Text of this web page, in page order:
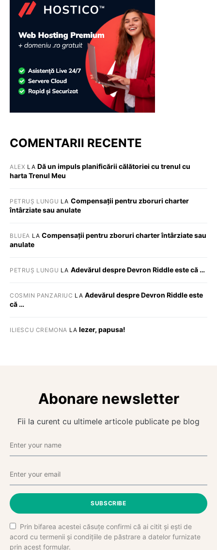
COMENTARII RECENTE
ALEX LA Dă un impuls planificării călătoriei cu trenul cu
harta Trenul Meu
PETRUȘ LUNGU LA Compensații pentru zboruri charter
întârziate sau anulate
BLUEA LACompensații pentru zboruri charter întârziate sau
anulate
PETRUȘ LUNGU LA Adevărul despre Devron Riddle este că …
COSMIN PANZARIUC LA Adevărul despre Devron Riddle este
că …
ILIESCU CREMONA LAIezer, papusa!
Abonare newsletter
Fii la curent cu ultimele articole publicate pe blog
SUBSCRIBE
Prin bifarea acestei căsuțe confirmi că ai citit și ești de
acord cu termenii și condițiile de păstrare a datelor furnizate
prin acest formular.